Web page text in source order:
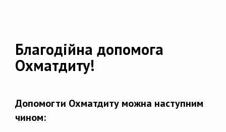
Благодійна допомога
Охматдиту!
Допомогти Охматдиту можна наступним
чином: